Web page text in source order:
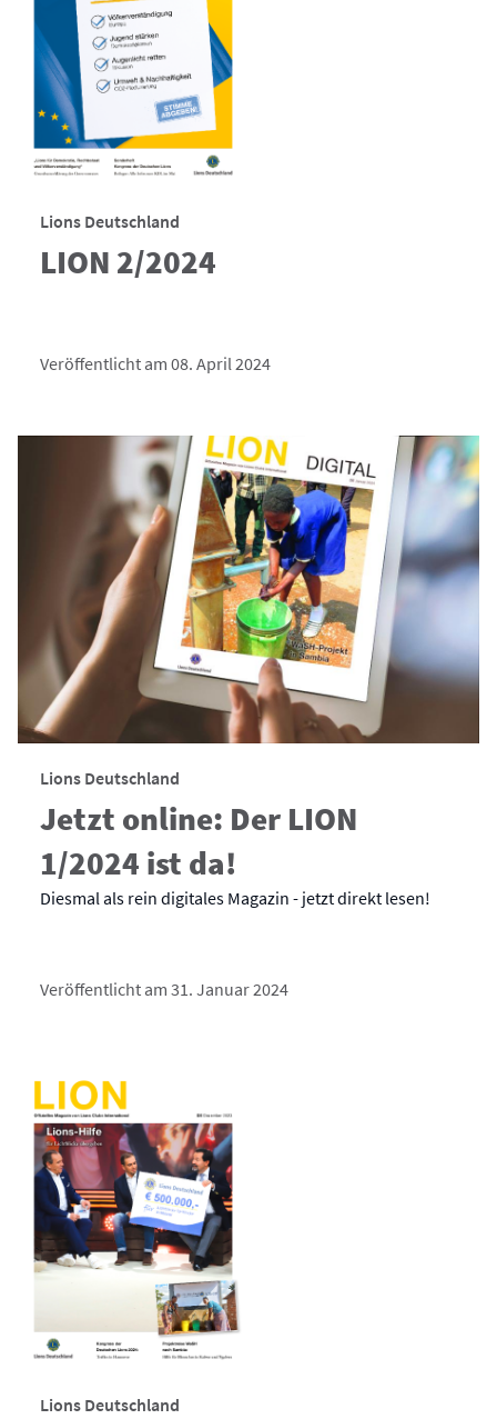
Lions Deutschland
LION 2/2024
Veröffentlicht am 08. April 2024
Lions Deutschland
Jetzt online: Der LION
1/2024 ist da!
Diesmal als rein digitales Magazin - jetzt direkt lesen!
Veröffentlicht am 31. Januar 2024
Lions Deutschland